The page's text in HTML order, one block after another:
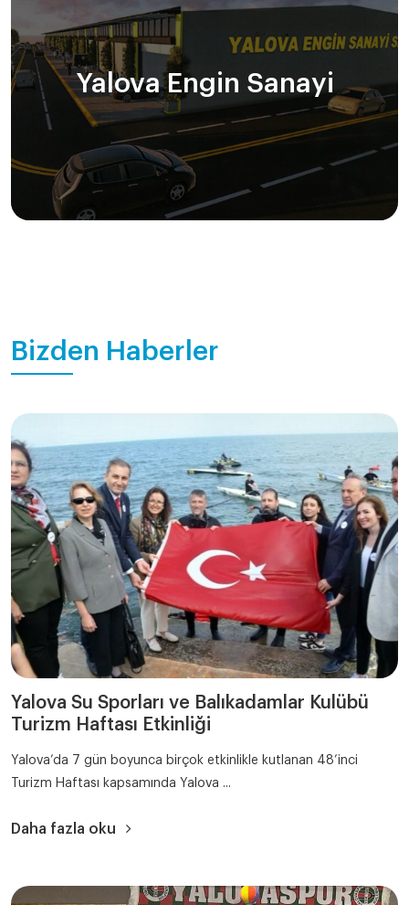
Yalova Engin Sanayi
Bizden Haberler
Yalova Su Sporları ve Balıkadamlar Kulübü
Turizm Haftası Etkinliği
Yalova’da 7 gün boyunca birçok etkinlikle kutlanan 48’inci
Turizm Haftası kapsamında Yalova ...
Daha fazla oku